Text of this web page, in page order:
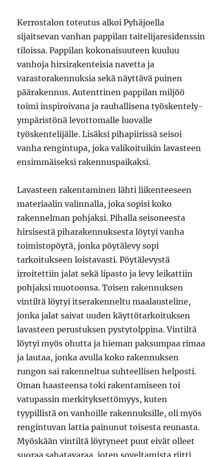
Kerrostalon toteutus alkoi Pyhäjoella
sijaitsevan vanhan pappilan taitelijaresidenssin
tiloissa. Pappilan kokonaisuuteen kuuluu
vanhoja hirsirakenteisia navetta ja
varastorakennuksia sekä näyttävä puinen
päärakennus. Autenttinen pappilan miljöö
toimi inspiroivana ja rauhallisena työskentely-
ympäristönä levottomalle luovalle
työskentelijälle. Lisäksi pihapiirissä seisoi
vanha rengintupa, joka valikoituikin lavasteen
ensimmäiseksi rakennuspaikaksi.
Lavasteen rakentaminen lähti liikenteeseen
materiaalin valinnalla, joka sopisi koko
rakennelman pohjaksi. Pihalla seisoneesta
hirsisestä piharakennuksesta löytyi vanha
toimistopöytä, jonka pöytälevy sopi
tarkoitukseen loistavasti. Pöytälevystä
irroitettiin jalat sekä lipasto ja levy leikattiin
pohjaksi muotoonsa. Toisen rakennuksen
vintiltä löytyi itserakenneltu maalausteline,
jonka jalat saivat uuden käyttötarkoituksen
lavasteen perustuksen pystytolppina. Vintiltä
löytyi myös ohutta ja hieman paksumpaa rimaa
ja lautaa, jonka avulla koko rakennuksen
rungon sai rakenneltua suhteellisen helposti.
Oman haasteensa toki rakentamiseen toi
vatupassin merkityksettömyys, kuten
tyypillistä on vanhoille rakennuksille, oli myös
rengintuvan lattia painunut toisesta reunasta.
Myöskään vintiltä löytyneet puut eivät olleet
suoraa sahatavaraa, joten soveltamista riitti